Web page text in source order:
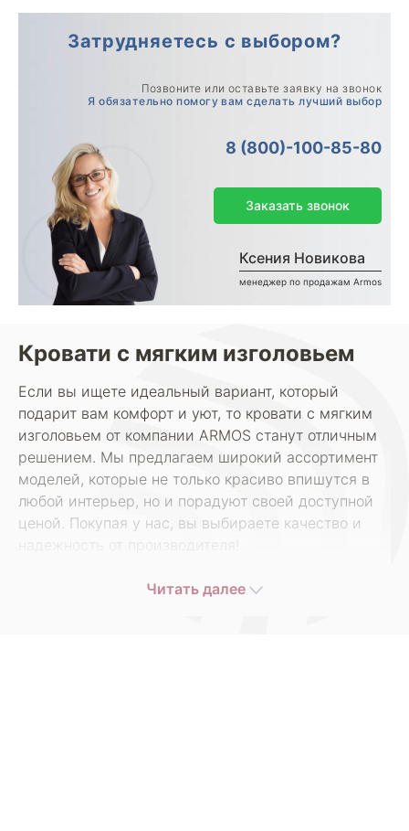
Затрудняетесь с выбором?
Позвоните или оставьте заявку на звонок
Я обязательно помогу вам сделать лучший выбор
8 (800)-100-85-80
Ксения Новикова
менеджер по продажам Armos
Заказать звонок
Кровати с мягким изголовьем
Если вы ищете идеальный вариант, который
подарит вам комфорт и уют, то кровати с мягким
изголовьем от компании ARMOS станут отличным
решением. Мы предлагаем широкий ассортимент
моделей, которые не только красиво впишутся в
любой интерьер, но и порадуют своей доступной
ценой. Покупая у нас, вы выбираете качество и
надежность от производителя!
Кровати с мягким изголовьем от ARMOS — это
Читать далее